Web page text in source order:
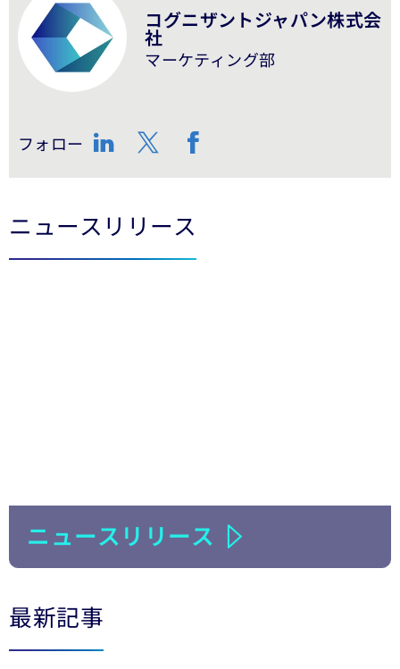
コグニザントジャパン株式会
社
マーケティング部
フォロー
ニュースリリース
ニュースリリース
最新記事